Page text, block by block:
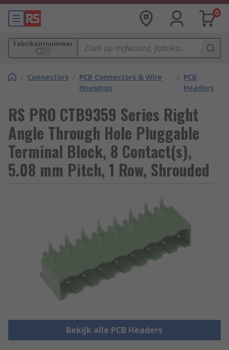
0
Fabrikantnummer
/ Connectors / PCB Connectors & Wire
Housings
/ PCB
Headers
RS PRO CTB9359 Series Right
Angle Through Hole Pluggable
Terminal Block, 8 Contact(s),
5.08 mm Pitch, 1 Row, Shrouded
Bekijk alle PCB Headers